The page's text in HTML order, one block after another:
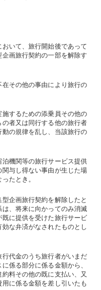
いて、旅行開始後であって
画旅行契約の一部を解除す
その他の事由により旅行の
するための添乗員その他の
者又は同行する他の旅行者
の規律を乱し、当該旅行の
機関等の旅行サービス提供
与し得ない事由が生じた場
たとき。
企画旅行契約を解除したと
、将来に向かってのみ消滅
に提供を受けた旅行サービ
な弁済がなされたものとし
代金のうち旅行者がいまだ
係る部分に係る金額から、
料その他の既に支払い、又
に係る金額を差し引いたも